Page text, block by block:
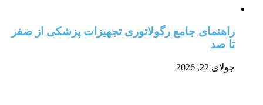
راهنمای جامع رگولاتوری تجهیزات پزشکی از صفر
تا صد
جولای 22, 2026